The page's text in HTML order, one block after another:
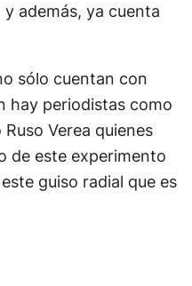
además, ya cuenta
sólo cuentan con
hay periodistas como
Verea quienes
de este experimento
guiso radial que es